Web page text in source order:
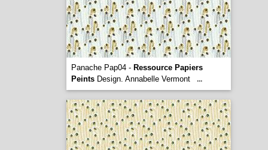
Panache Pap04 - Ressource Papiers
PeintsDesign. Annabelle Vermont ...